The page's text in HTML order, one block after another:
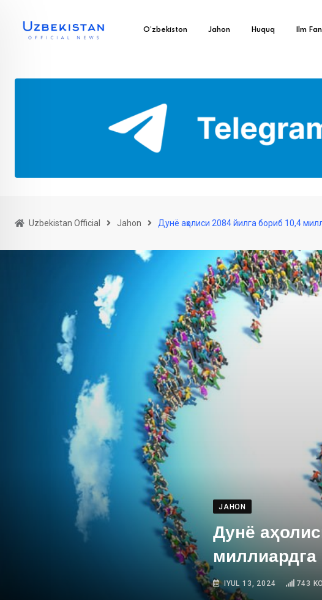
O’zbekiston Jahon Huquq Ilm Fan
Uzbekistan Official Jahon Дунё аҳолиси 2084 йилга бориб 10,4
JAHON
Дунё
миллиардга
IYUL 13, 2024 743